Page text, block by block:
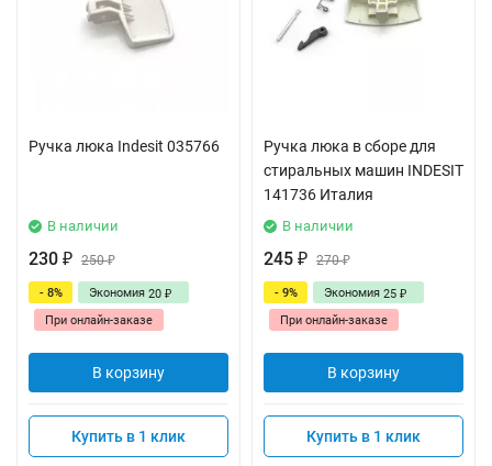
Ручка люка Indesit 035766
В наличии
230 ₽ 250₽
- 8% Экономия 20 ₽
При онлайн-заказе
В корзину
Купить в 1 клик
Ручка люка в сборе для
стиральных машин INDESIT
141736 Италия
В наличии
245 ₽ 270₽
- 9% Экономия 25 ₽
При онлайн-заказе
В корзину
Купить в 1 клик